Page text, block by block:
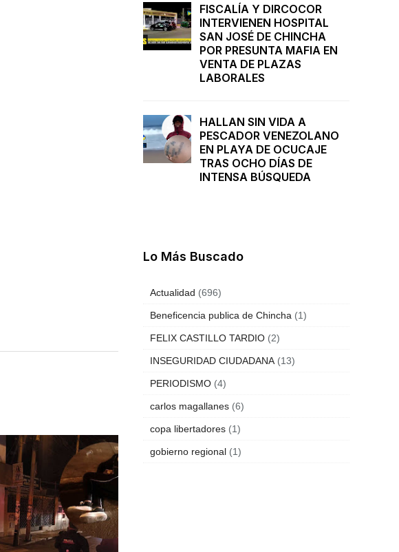
FISCALÍA Y DIRCOCOR
INTERVIENEN HOSPITAL
SAN JOSÉ DE CHINCHA
POR PRESUNTA MAFIA EN
VENTA DE PLAZAS
LABORALES
HALLAN SIN VIDA A
PESCADOR VENEZOLANO
EN PLAYA DE OCUCAJE
TRAS OCHO DÍAS DE
INTENSA BÚSQUEDA
Lo Más Buscado
Actualidad (696)
Beneficencia publica de Chincha (1)
FELIX CASTILLO TARDIO (2)
INSEGURIDAD CIUDADANA (13)
PERIODISMO (4)
carlos magallanes (6)
copa libertadores (1)
gobierno regional (1)